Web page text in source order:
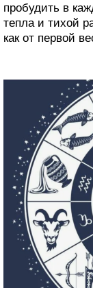
пробудить в
тепла и тихой
как от первой